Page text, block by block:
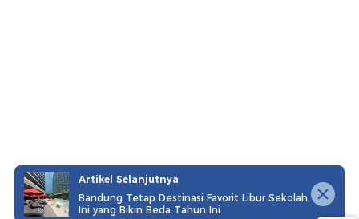
Artikel Selanjutnya
Bandung Tetap Destinasi Favorit Libur Sekolah,
Ini yang Bikin Beda Tahun Ini